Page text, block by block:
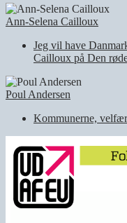
Ann-Selena Cailloux
Jeg vil have
Cailloux på Den
Poul Andersen
Kommunerne,